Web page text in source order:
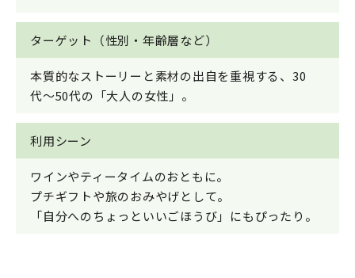
ターゲット（性別・年齢層など）
本質的なストーリーと素材の出自を重視する、30
代〜50代の「大人の女性」。
利用シーン
ワインやティータイムのおともに。
プチギフトや旅のおみやげとして。
「自分へのちょっといいごほうび」にもぴったり。